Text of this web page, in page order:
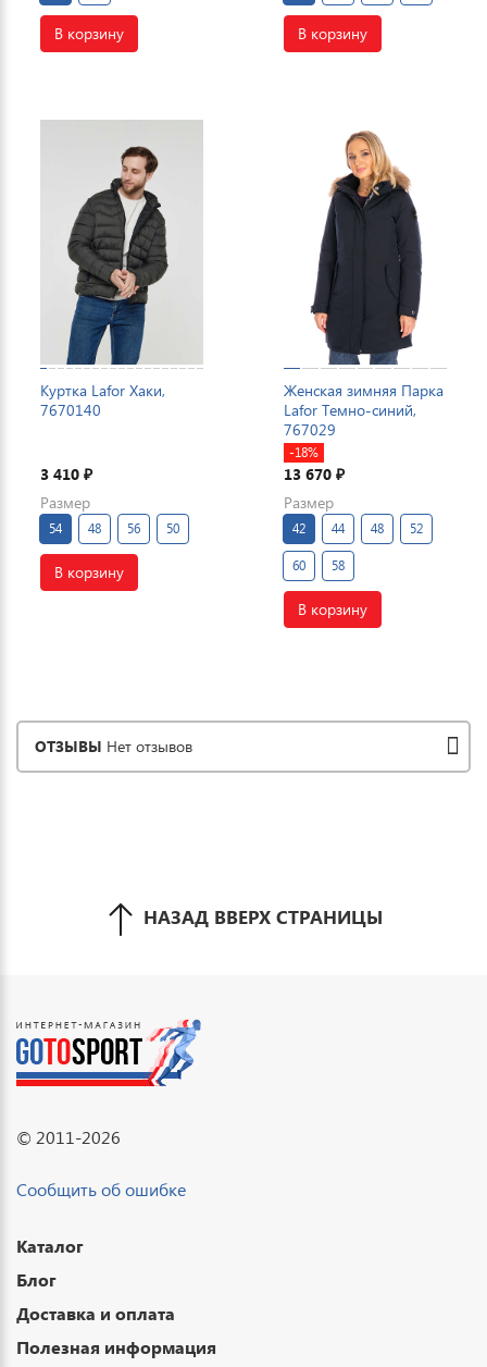
В корзину В корзину
Куртка Lafor Хаки,
7670140
3 410 ₽
Размер
54 48 56 50
В корзину
Женская зимняя Парка
Lafor Темно-синий,
767029
-18%
13 670 ₽
Размер
42 44 48 52
60 58
В корзину
ОТЗЫВЫ Нет отзывов
НАЗАД ВВЕРХ СТРАНИЦЫ
© 2011-2026
Сообщить об ошибке
Каталог
Блог
Доставка и оплата
Полезная информация